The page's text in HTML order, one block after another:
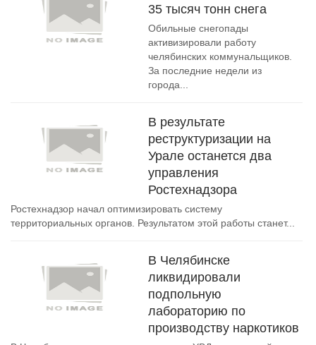
35 тысяч тонн снега
Обильные снегопады
активизировали работу
челябинских коммунальщиков.
За последние недели из
города...
В результате
реструктуризации на
Урале останется два
управления
Ростехнадзора
Ростехнадзор начал оптимизировать систему
территориальных органов. Результатом этой работы станет...
В Челябинске
ликвидировали
подпольную
лабораторию по
производству наркотиков